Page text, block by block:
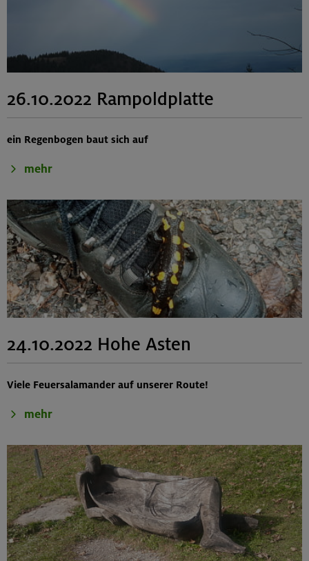
26.10.2022 Rampoldplatte
ein Regenbogen baut sich auf
mehr
24.10.2022 Hohe Asten
Viele Feuersalamander auf unserer Route!
mehr